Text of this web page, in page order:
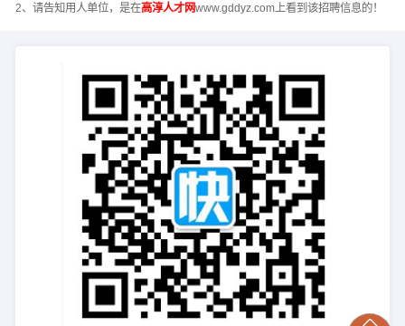
2、请告知用人单位，是在高淳人才网www.gddyz.com上看到该招聘信息的！